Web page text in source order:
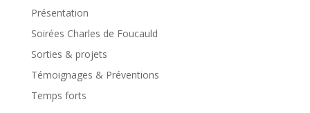
Présentation
Soirées Charles de Foucauld
Sorties & projets
Témoignages & Préventions
Temps forts